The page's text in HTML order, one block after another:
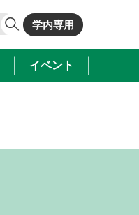
学内専用
イベント